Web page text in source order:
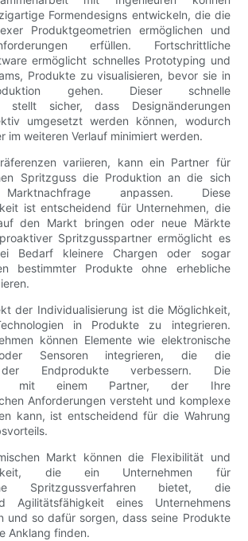
Formendesigns entwickeln, die die
Produktgeometrien ermöglichen und
erfüllen. Fortschrittliche
ermöglicht schnelles Prototyping und
Produkte zu visualisieren, bevor sie in
gehen. Dieser schnelle
stellt sicher, dass Designänderungen
umgesetzt werden können, wodurch
im weiteren Verlauf minimiert werden.
variieren, kann ein Partner für
Spritzguss die Produktion an die sich
anpassen. Diese
ist entscheidend für Unternehmen, die
den Markt bringen oder neue Märkte
Spritzgusspartner ermöglicht es
Bedarf kleinere Chargen oder sogar
bestimmter Produkte ohne erhebliche
der Individualisierung ist die Möglichkeit,
in Produkte zu integrieren.
können Elemente wie elektronische
oder Sensoren integrieren, die die
der Endprodukte verbessern. Die
mit einem Partner, der Ihre
Anforderungen versteht und komplexe
kann, ist entscheidend für die Wahrung
Markt können die Flexibilität und
die ein Unternehmen für
Spritzgussverfahren bietet, die
Agilitätsfähigkeit eines Unternehmens
und so dafür sorgen, dass seine Produkte
Anklang finden.